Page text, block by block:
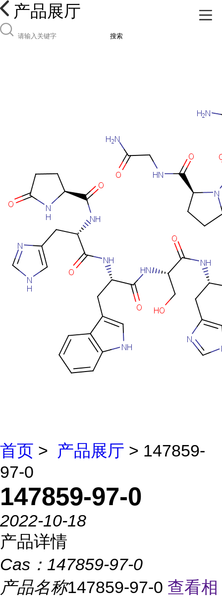
产品展厅
搜索
首页 > 产品展厅 > 147859-
97-0
147859-97-0
2022-10-18
产品详情
Cas： 147859-97-0
产品名称147859-97-0 查看相